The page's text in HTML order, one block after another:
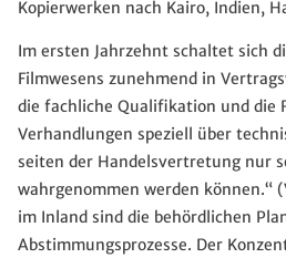
Kopierwerken nach Kairo, Indien,
Im ersten Jahrzehnt schaltet sich
Filmwesens zunehmend in
die fachliche Qualifikation und die
Verhandlungen speziell über
seiten der Handelsvertretung nur
wahrgenommen werden können.“
im Inland sind die behördlichen
Abstimmungsprozesse. Der